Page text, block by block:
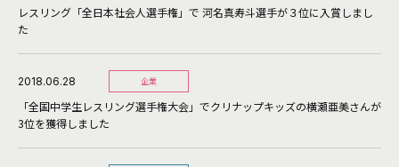
レスリング「全日本社会人選手権」で 河名真寿斗選手が３位に入賞しまし
た
2018.06.28 企業
「全国中学生レスリング選手権大会」でクリナップキッズの横瀬亜美さんが
3位を獲得しました